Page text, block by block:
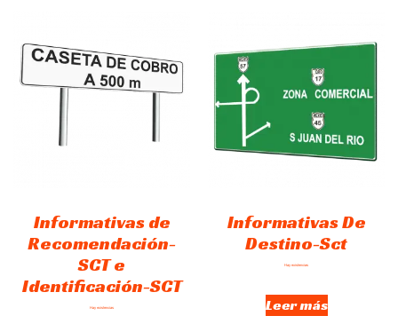
Informativas de
Recomendación-
SCT e
Identificación-SCT
Hay existencias
Informativas De
Destino-Sct
Hay existencias
Leer más